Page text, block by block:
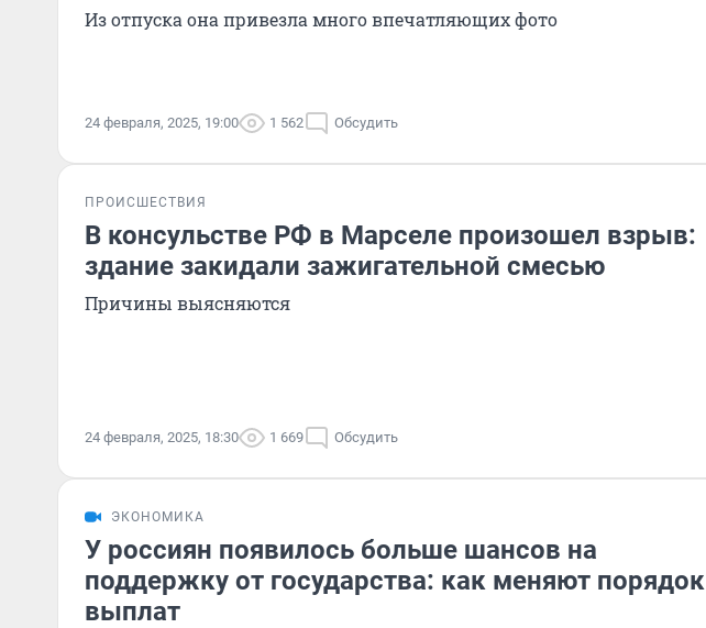
Из отпуска она привезла много впечатляющих фото
24 февраля, 2025, 19:00 1 562 Обсудить
ПРОИСШЕСТВИЯ
В консульстве РФ в Марселе произошел взрыв:
здание закидали зажигательной смесью
Причины выясняются
24 февраля, 2025, 18:30 1 669 Обсудить
ЭКОНОМИКА
У россиян появилось больше шансов на
поддержку от государства: как меняют порядок
выплат